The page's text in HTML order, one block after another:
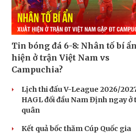
Tin bóng đá 6-8: Nhân tố bí
hiện ở trận Việt Nam vs
Campuchia?
Lịch thi đấu V-League 2026/
HAGL đối đầu Nam Định ngay ở
quân
Kết quả bốc thăm Cúp Quốc gia